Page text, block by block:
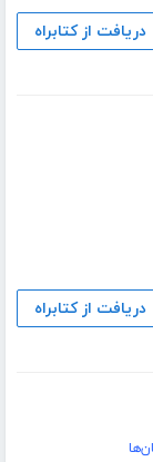
دریافت از کتابراه
دریافت از کتابراه